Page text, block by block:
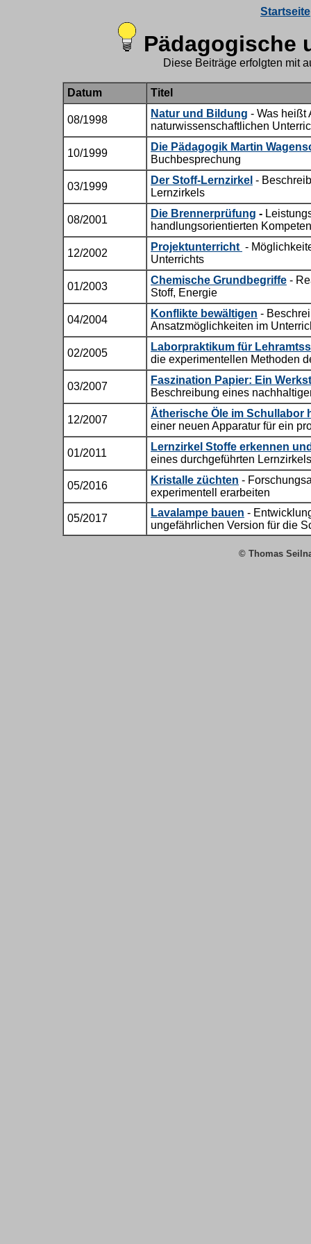
Startseite
Pädagogische
Diese Beiträge erfolgten mit
Datum Titel
08/1998
Natur und Bildung - Was heißt
naturwissenschaftlichen
10/1999
Die Pädagogik Martin
Buchbesprechung
03/1999
Der Stoff-Lernzirkel -
Lernzirkels
08/2001
Die Brennerprüfung -
handlungsorientierten
12/2002
Projektunterricht -
Unterrichts
01/2003
Chemische Grundbegriffe -
Stoff, Energie
04/2004
Konflikte bewältigen -
Ansatzmöglichkeiten im
02/2005
Laborpraktikum für
die experimentellen Methoden
03/2007
Faszination Papier: Ein
Beschreibung eines
12/2007
Ätherische Öle im Schullabor
einer neuen Apparatur für ein
01/2011
Lernzirkel Stoffe erkennen
eines durchgeführten
05/2016 Kristalle züchten -
experimentell erarbeiten
05/2017 Lavalampe bauen -
ungefährlichen Version für die
© Thomas